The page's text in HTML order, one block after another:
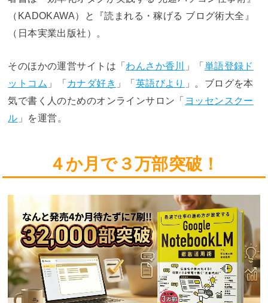
（KADOKAWA）と『読まれる・稼げる ブログ術大全』
（日本実業出版社）。
そのほかの運営サイトは「わんさか香川 」「単語登録ド
ットコム 」「カナダ好き 」「英語びより
」。ブログを本
気で書く人のためのオンラインサロン「 ヨッセンスクー
ル 」を運営。
４か月で３万部突破！